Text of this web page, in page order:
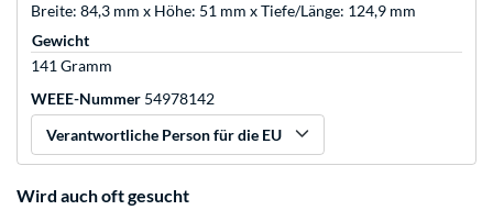
Breite: 84,3 mm x Höhe: 51 mm x Tiefe/Länge: 124,9 mm
Gewicht
141 Gramm
WEEE-Nummer 54978142
Verantwortliche Person für die EU
Wird auch oft gesucht